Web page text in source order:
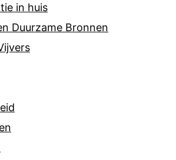
in huis
Duurzame Bronnen